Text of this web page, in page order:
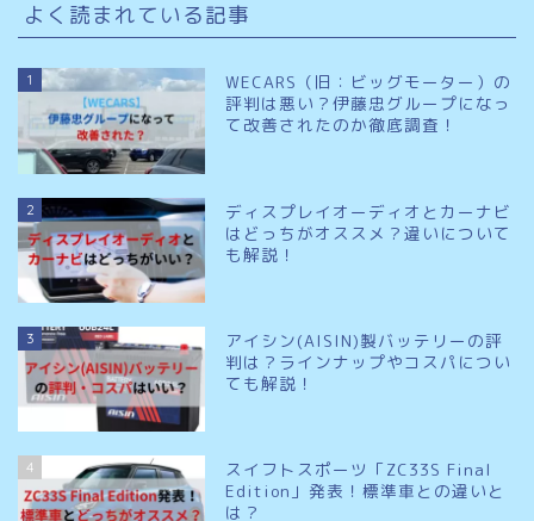
よく読まれている記事
1
WECARS（旧：ビッグモーター）の
評判は悪い？伊藤忠グループになっ
て改善されたのか徹底調査！
2
ディスプレイオーディオとカーナビ
はどっちがオススメ？違いについて
も解説！
3
アイシン(AISIN)製バッテリーの評
判は？ラインナップやコスパについ
ても解説！
4
スイフトスポーツ「ZC33S Final
Edition」発表！標準車との違いと
は？